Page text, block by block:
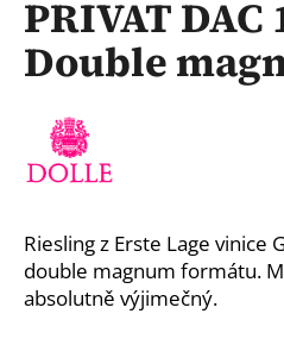
PRIVAT DAC
Double
Riesling z Erste Lage vinice
double magnum formátu.
absolutně výjimečný.
a
j
?
HLEDAT